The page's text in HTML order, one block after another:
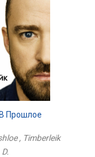
Прошлое
, Timberleik
D.